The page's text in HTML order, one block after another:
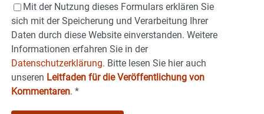
Mit der Nutzung dieses Formulars erklären Sie
sich mit der Speicherung und Verarbeitung Ihrer
Daten durch diese Website einverstanden. Weitere
Informationen erfahren Sie in der
Datenschutzerklärung. Bitte lesen Sie hier auch
unseren Leitfaden für die Veröffentlichung von
Kommentaren. *